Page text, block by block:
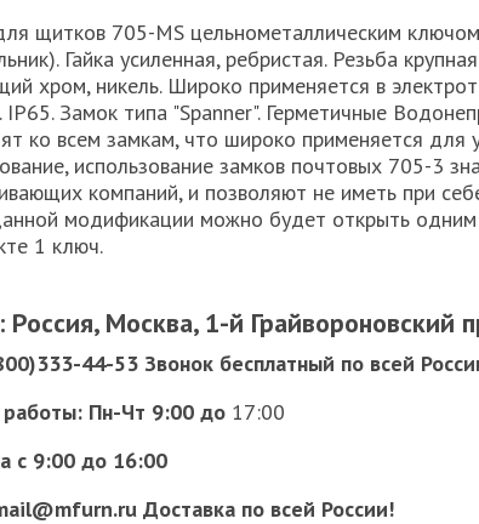
щитков 705-MS цельнометаллическим
Гайка усиленная, ребристая. Резьба
хром, никель. Широко применяется в
IP65. Замок типа "Spanner". Герметичные
ко всем замкам, что широко применяется для
использование замков почтовых 705-3
компаний, и позволяют не иметь при
модификации можно будет открыть
1 ключ.
Россия, Москва, 1-й Грайвороновский
44-53 Звонок бесплатный по всей
работы: Пн-Чт 9:00 до 17:00
с 9:00 до 16:00
Доставка по всей России!